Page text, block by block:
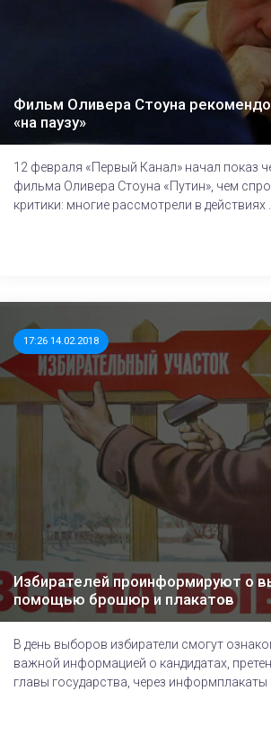
Фильм Оливера Стоуна
«на паузу»
12 февраля «Первый Канал» начал показ
фильма Оливера Стоуна «Путин», чем
критики: многие рассмотрели в действиях ...
17:26 14.02.2018
Избирателей проинформируют о
помощью брошюр и плакатов
В день выборов избиратели смогут
важной информацией о кандидатах,
главы государства, через информплакаты и